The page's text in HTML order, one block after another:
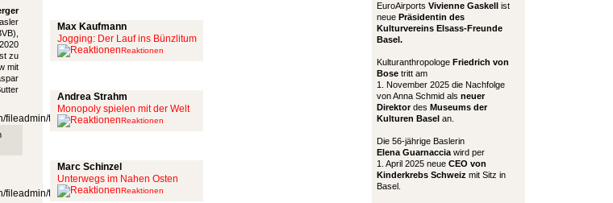
zu
mit
Max Kaufmann
Jogging: Der Lauf ins Bünzlitum
Reaktionen
Andrea Strahm
Monopoly spielen mit der Welt
Reaktionen
Marc Schinzel
Unterwegs im Nahen Osten
Reaktionen
EuroAirports Vivienne Gaskell ist
neue Präsidentin des
Kulturvereins Elsass-Freunde
Basel.
Kulturanthropologe Friedrich von
Bose tritt am
1. November 2025 die Nachfolge
von Anna Schmid als neuer
Direktordes Museums der
Kulturen Basel an.
Die 56-jährige Baslerin
Elena Guarnaccia wird per
1. April 2025 neue CEO von
Kinderkrebs Schweiz mit Sitz in
Basel.